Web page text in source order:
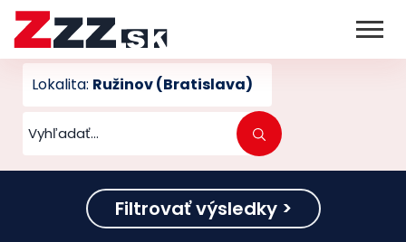
Lokalita: Ružinov (Bratislava)
Filtrovať výsledky >